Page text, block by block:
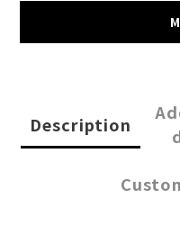
Description